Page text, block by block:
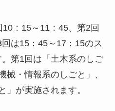
：15～11：45、第2回
は15：45～17：15のス
第1回は「土木系のしご
械・情報系のしごと」、
」が実施されます。